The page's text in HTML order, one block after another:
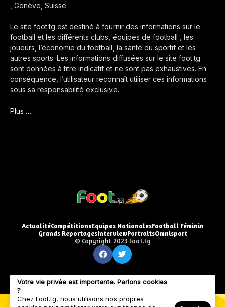
, Genève, Suisse.
Le site foot.tg est destiné à fournir des informations sur le
football et les différents clubs, équipes de football , les
joueurs, l’économie du football, la santé du sportif et les
autres sports. Les informations diffusées sur le site foot.tg
sont données à titre indicatif et ne sont pas exhaustives. En
conséquence, l’utilisateur reconnaît utiliser ces informations
sous sa responsabilité exclusive.
Plus …
ActualitéCompétitionsEquipes NationalesFootball Féminin
Grands ReportagesInterviewPortraitsOmnisport
© Copyright 2023 Foot.tg
Votre vie privée est importante. Parlons cookies
?
Chez Foot.tg, nous utilisons nos propres